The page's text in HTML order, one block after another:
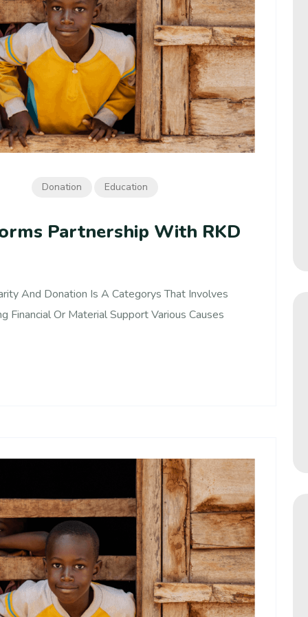
Donation Education
Partnership With RKD
And Donation Is A Categorys That Involves
Financial Or Material Support Various Causes